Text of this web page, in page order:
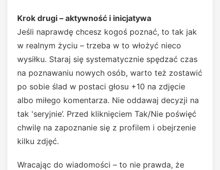
Krok drugi – aktywność i inicjatywa
Jeśli naprawdę chcesz kogoś poznać, to tak jak
w realnym życiu – trzeba w to włożyć nieco
wysiłku. Staraj się systematycznie spędzać czas
na poznawaniu nowych osób, warto też zostawić
po sobie ślad w postaci głosu +10 na zdjęcie
albo miłego komentarza. Nie oddawaj decyzji na
tak 'seryjnie’. Przed kliknięciem Tak/Nie poświęć
chwilę na zapoznanie się z profilem i obejrzenie
kilku zdjęć.
Wracając do wiadomości – to nie prawda, że